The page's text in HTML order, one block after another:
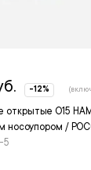
открытые О15
носоупором /
5
-12%